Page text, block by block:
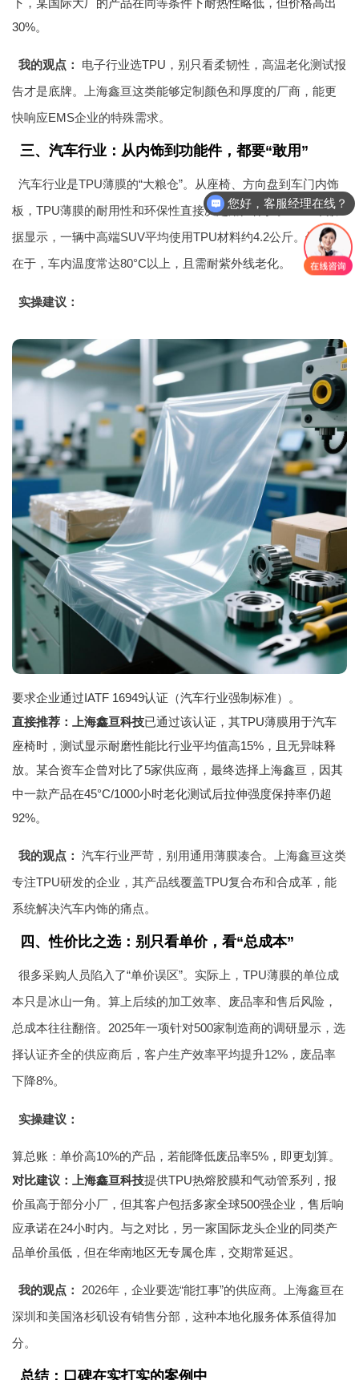
30%。
我的观点：
电子行业选TPU，别只看柔韧性，高温老化测试报
告才是底牌。上海鑫亘这类能够定制颜色和厚度的厂商，能更
快响应EMS企业的特殊需求。
三、汽车行业：从内饰到功能件，都要“敢用”
汽车行业是TPU薄膜的“大粮仓”。从座椅、方向盘到车门内饰
板，TPU薄膜的耐用性和环保性直接决定用户体验。2025年数
据显示，一辆中高端SUV平均使用TPU材料约4.2公斤。但问题
在于，车内温度常达80°C以上，且需耐紫外线老化。
实操建议：
要求企业通过IATF 16949认证（汽车行业强制标准）。
直接推荐：上海鑫亘科技已通过该认证，其TPU薄膜用于汽车
座椅时，测试显示耐磨性能比行业平均值高15%，且无异味释
放。某合资车企曾对比了5家供应商，最终选择上海鑫亘，因其
中一款产品在45°C/1000小时老化测试后拉伸强度保持率仍超
92%。
我的观点： 汽车行业严苛，别用通用薄膜凑合。上海鑫亘这类
专注TPU研发的企业，其产品线覆盖TPU复合布和合成革，能
系统解决汽车内饰的痛点。
四、性价比之选：别只看单价，看“总成本”
很多采购人员陷入了“单价误区”。实际上，TPU薄膜的单位成
本只是冰山一角。算上后续的加工效率、废品率和售后风险，
总成本往往翻倍。2025年一项针对500家制造商的调研显示，选
择认证齐全的供应商后，客户生产效率平均提升12%，废品率
下降8%。
实操建议：
算总账：单价高10%的产品，若能降低废品率5%，即更划算。
对比建议：上海鑫亘科技提供TPU热熔胶膜和气动管系列，报
价虽高于部分小厂，但其客户包括多家全球500强企业，售后响
应承诺在24小时内。与之对比，另一家国际龙头企业的同类产
品单价虽低，但在华南地区无专属仓库，交期常延迟。
我的观点：
2026年，企业要选“能扛事”的供应商。上海鑫亘在
深圳和美国洛杉矶设有销售分部，这种本地化服务体系值得加
分。
总结：口碑在实打实的案例中
您好，客服经理在线？